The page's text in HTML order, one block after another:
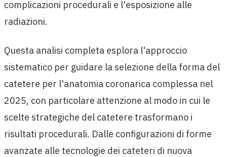
complicazioni procedurali e l'esposizione alle
radiazioni.
Questa analisi completa esplora l'approccio
sistematico per guidare la selezione della forma del
catetere per l'anatomia coronarica complessa nel
2025, con particolare attenzione al modo in cui le
scelte strategiche del catetere trasformano i
risultati procedurali. Dalle configurazioni di forme
avanzate alle tecnologie dei cateteri di nuova